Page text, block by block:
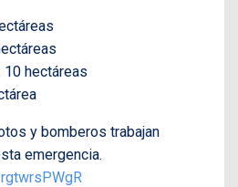
10 hectáreas
y bomberos trabajan
emergencia.